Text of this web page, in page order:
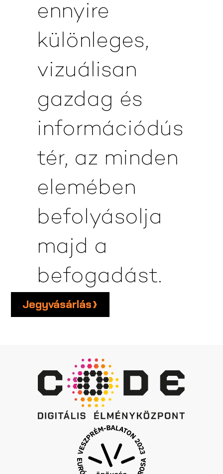
ennyire
különleges,
vizuálisan
gazdag és
információdús
tér, az minden
elemében
befolyásolja
majd a
befogadást.
Jegyvásárlás